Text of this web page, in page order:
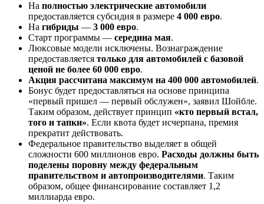
На полностью электрические автомобили
предоставляется субсидия в размере 4 000 евро.
На гибриды — 3 000 евро.
Старт программы — середина мая.
Люксовые модели исключены. Вознаграждение
предоставляется только для автомобилей с базовой
ценой не более 60 000 евро.
Акция рассчитана максимум на 400 000 автомобилей.
Бонус будет предоставляться на основе принципа
«первый пришел — первый обслужен», заявил Шойбле.
Таким образом, действует принцип «кто первый встал,
того и тапки». Если квота будет исчерпана, премия
прекратит действовать.
Федеральное правительство выделяет в общей
сложности 600 миллионов евро. Расходы должны быть
поделены поровну между федеральным
правительством и автопроизводителями. Таким
образом, общее финансирование составляет 1,2
миллиарда евро.